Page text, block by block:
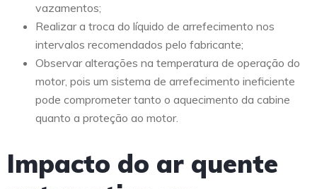
vazamentos;
Realizar a troca do líquido de arrefecimento nos
intervalos recomendados pelo fabricante;
Observar alterações na temperatura de operação do
motor, pois um sistema de arrefecimento ineficiente
pode comprometer tanto o aquecimento da cabine
quanto a proteção ao motor.
Impacto do ar quente